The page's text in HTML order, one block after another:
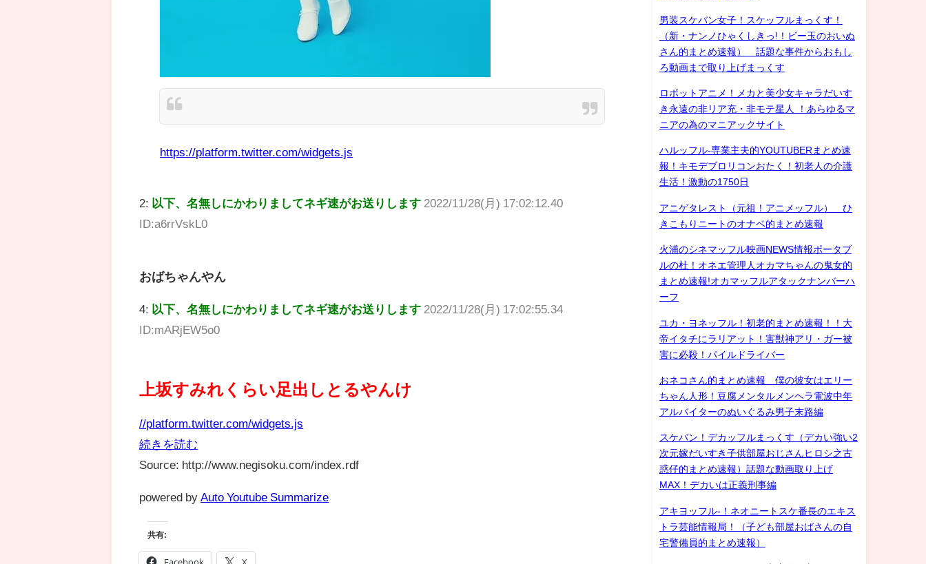
https://platform.twitter.com/widgets.js
2: 以下、名無しにかわりましてネギ速がお送りします 2022/11/28(月) 17:02:12.40
ID:a6rrVskL0
おばちゃんやん
4: 以下、名無しにかわりましてネギ速がお送りします 2022/11/28(月) 17:02:55.34
ID:mARjEW5o0
上坂すみれくらい足出しとるやんけ
//platform.twitter.com/widgets.js
続きを読む
Source: http://www.negisoku.com/index.rdf
powered by Auto Youtube Summarize
共有:
男装スケバン女子！スケッフルまっくす！
（新・ナンノひゃくしきっ!！ビー玉のおいぬ
さん的まとめ速報） 話題な事件からおもし
ろ動画まで取り上げまっくす
ロボットアニメ！メカと美少女キャラだいす
き永遠の非リア充・非モテ星人 ！あらゆるマ
ニアの為のマニアックサイト
ハルッフル-専業主夫的YOUTUBERまとめ速
報！キモデブロリコンおたく！初老人の介護
生活！激動の1750日
アニゲタレスト（元祖！アニメッフル） ひ
きこもりニートのオナベ的まとめ速報
火浦のシネマッフル映画NEWS情報ポータブ
ルの杜！オネエ管理人オカマちゃんの鬼女的
まとめ速報!オカマッフルアタックナンバーハ
ーフ
ユカ・ヨネッフル！初老的まとめ速報！！大
帝イタチにラリアット！害獣神アリ・ガー被
害に必殺！パイルドライバー
おネコさん的まとめ速報 僕の彼女はエリー
ちゃん人形！豆腐メンタルメンヘラ電波中年
アルバイターのぬいぐるみ男子末路編
スケバン！デカッフルまっくす（デカい強い2
次元嫁だいすき子供部屋おじさんヒロシ之古
惑仔的まとめ速報）話題な動画取り上げ
MAX！デカいは正義刑事編
アキヨッフル-！ネオニートスケ番長のエキス
トラ芸能情報局！（子ども部屋おばさんの自
宅警備員的まとめ速報）